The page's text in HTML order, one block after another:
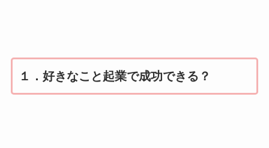
１．好きなこと起業で成功できる？